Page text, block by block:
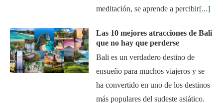
meditación, se aprende a percibir[...]
Las 10 mejores atracciones de Bali
que no hay que perderse
Bali es un verdadero destino de
ensueño para muchos viajeros y se
ha convertido en uno de los destinos
más populares del sudeste asiático.